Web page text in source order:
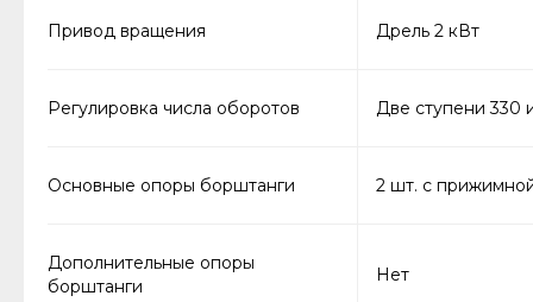
Привод вращения Дрель 2 кВт
Регулировка числа оборотов Две ступени 330
Основные опоры борштанги 2 шт. с
Дополнительные опоры
борштанги
Нет